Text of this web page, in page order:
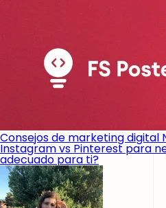
Consejos de marketing digital
Instagram vs Pinterest para
adecuado para ti?